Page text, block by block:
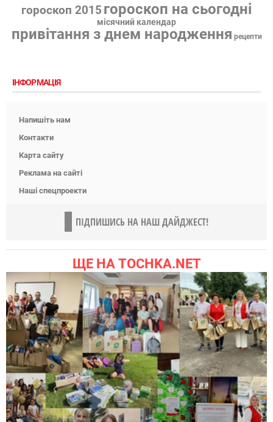
гороскоп 2015 гороскоп на сьогодні
місячний календар
привітання з днем народження рецепти
ІНФОРМАЦІЯ
Напишіть нам
Контакти
Карта сайту
Реклама на сайті
Наші спецпроекти
ПІДПИШИСЬ НА НАШ ДАЙДЖЕСТ!
ЩЕ НА TOCHKA.NET